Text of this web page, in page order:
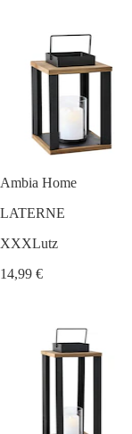
Ambia Home
LATERNE
XXXLutz
14,99 €